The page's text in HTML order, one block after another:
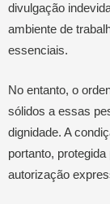
divulgação
ambiente de
essenciais.
No entanto, o
sólidos a essas
dignidade. A
portanto,
autorização